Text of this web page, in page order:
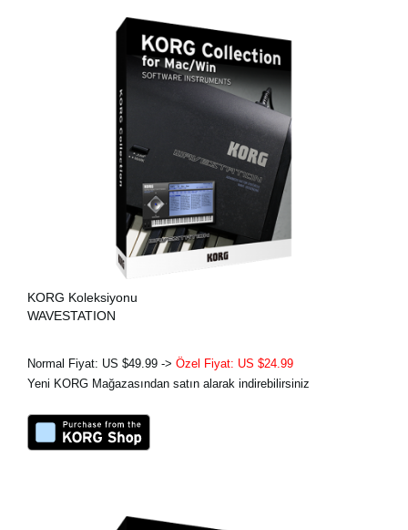
KORG Koleksiyonu
WAVESTATION
Normal Fiyat: US $49.99 -> Özel Fiyat: US $24.99
Yeni KORG Mağazasından satın alarak indirebilirsiniz